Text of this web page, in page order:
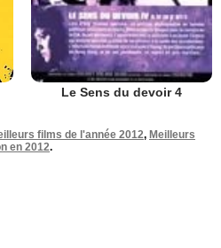
Le Sens du devoir 4
films de l'année 2012, Meilleurs
en 2012.